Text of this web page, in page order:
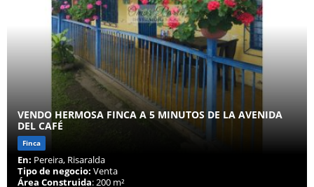
VENDO HERMOSA FINCA A 5 MINUTOS DE LA AVENIDA
DEL CAFÉ
Finca
En: Pereira, Risaralda
Tipo de negocio: Venta
Área Construida: 200 m²